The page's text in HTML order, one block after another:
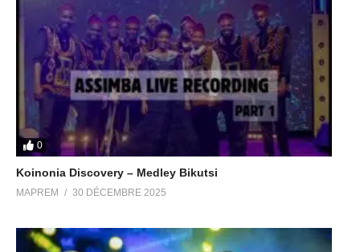
0
Koinonia Discovery – Medley Bikutsi
MAPREM 30 DÉCEMBRE 2025